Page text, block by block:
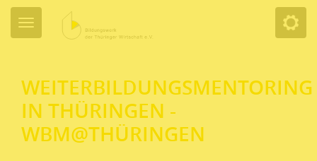
WEITERBILDUNGSMENTORING
IN THÜRINGEN -
WBM@THÜRINGEN